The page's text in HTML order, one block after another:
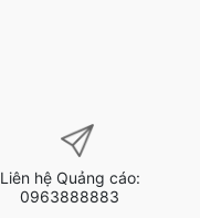
Liên hệ Quảng cáo:
0963888883